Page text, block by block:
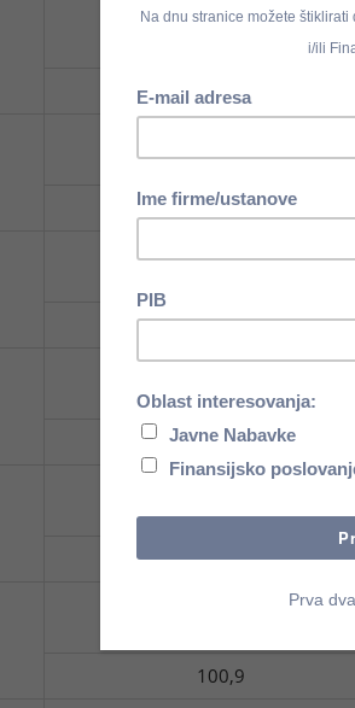
V 2021.
100,5
V 2021.
100,3
VII 2021.
100,2
VII 2021.
100,9
VIII 2021.
100,8
100,9